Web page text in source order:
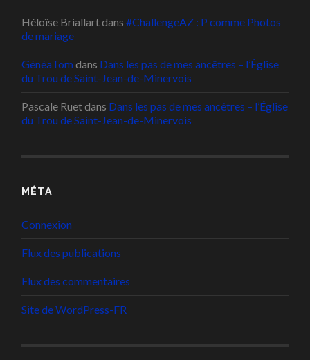
Héloïse Briallartdans#ChallengeAZ : P comme Photos
de mariage
GénéaTom dans Dans les pas de mes ancêtres – l’Église
du Trou de Saint-Jean-de-Minervois
Pascale Ruetdans Dans les pas de mes ancêtres – l’Église
du Trou de Saint-Jean-de-Minervois
MÉTA
Connexion
Flux des publications
Flux des commentaires
Site de WordPress-FR